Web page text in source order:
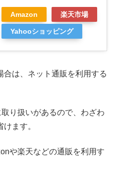
Amazon 楽天市場
Yahooショッピング
は、ネット通販を利用する
り扱いがあるので、わざわ
ます。
や楽天などの通販を利用す